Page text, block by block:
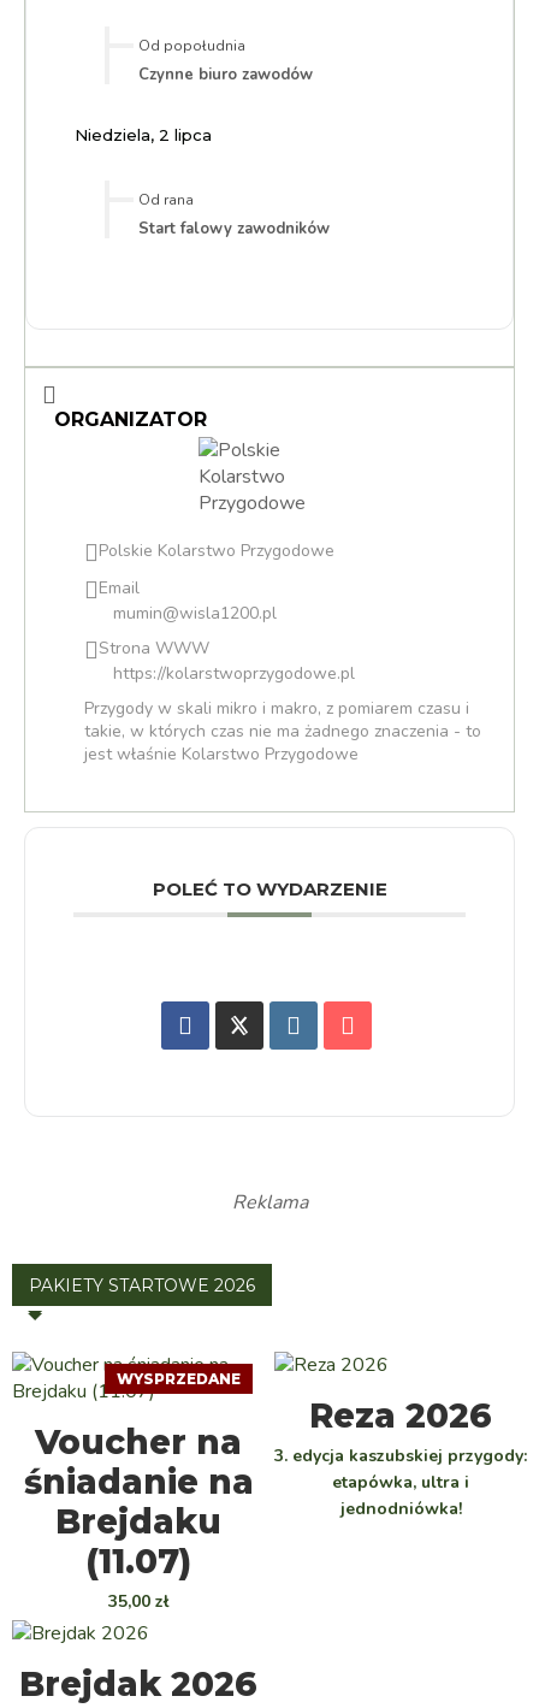
Od popołudnia
Czynne biuro zawodów
Niedziela, 2 lipca
Od rana
Start falowy zawodników
ORGANIZATOR
Polskie Kolarstwo Przygodowe
Email
mumin@wisla1200.pl
Strona WWW
https://kolarstwoprzygodowe.pl
Przygody w skali mikro i makro, z pomiarem czasu i
takie, w których czas nie ma żadnego znaczenia - to
jest właśnie Kolarstwo Przygodowe
POLEĆ TO WYDARZENIE
Reklama
PAKIETY STARTOWE 2026
WYSPRZEDANE
DOWIEDZ SIĘ WIĘCEJ
Voucher na
śniadanie na
Brejdaku
(11.07)
35,00 zł
WYBIERZ
Reza 2026
3. edycja kaszubskiej przygody:
etapówka, ultra i
jednodniówka!
WYBIERZ
Brejdak 2026